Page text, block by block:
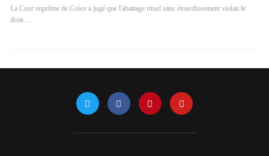
La Cour suprême de Grèce a jugé que l'abattage rituel sans étourdissement violait le
droit…